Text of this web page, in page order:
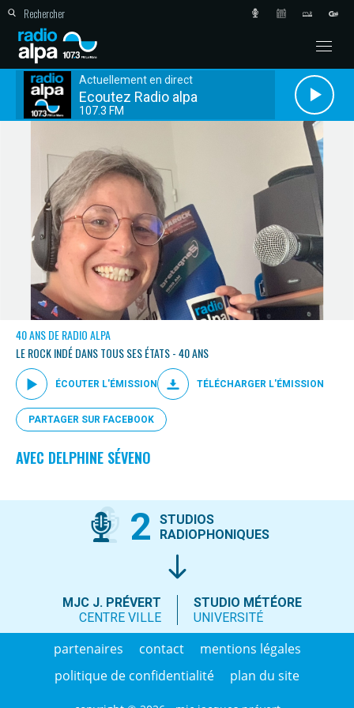
Actuellement en direct
Ecoutez Radio alpa
107.3 FM
40 ANS DE RADIO ALPA
LE ROCK INDÉ DANS TOUS SES ÉTATS - 40 ANS
ÉCOUTER L'ÉMISSION TÉLÉCHARGER L'ÉMISSION
PARTAGER SUR FACEBOOK
AVEC DELPHINE SÉVENO
2
STUDIOS
RADIOPHONIQUES
MJC J. PRÉVERT
CENTRE VILLE
STUDIO MÉTÉORE
UNIVERSITÉ
partenaires contact
mentions légales
politique de confidentialité
plan du site